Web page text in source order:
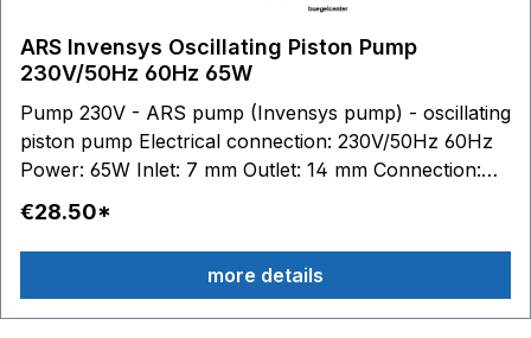
ARS Invensys Oscillating Piston Pump
230V/50Hz 60Hz 65W
Pump 230V - ARS pump (Invensys pump) - oscillating
piston pump Electrical connection: 230V/50Hz 60Hz
Power: 65W Inlet: 7 mm Outlet: 14 mm Connection:
€28.50*
more details